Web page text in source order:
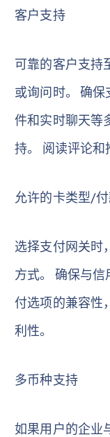
客户支持
可靠的客户支持
或询问时。 确
件和实时聊天等
持。 阅读评论和
允许的卡类型/
选择支付网关时
方式。 确保与
付选项的兼容性
利性。
多币种支持
如果用户的企业